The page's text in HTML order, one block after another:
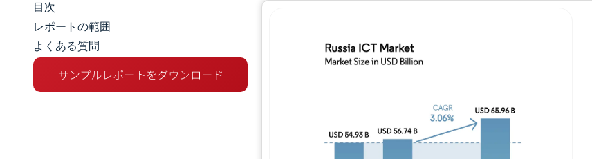
市場規模とシェア
市場分析
トレンドとインサイト
目次
レポートの範囲
よくある質問